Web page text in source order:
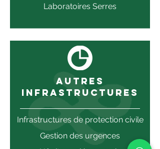
Laboratoires Serres
AUTRES
INFRASTRUCTURES
Infrastructures de protection civile
Gestion des urgences